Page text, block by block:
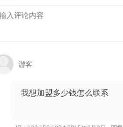
游客
我想加盟多少钱怎么联系